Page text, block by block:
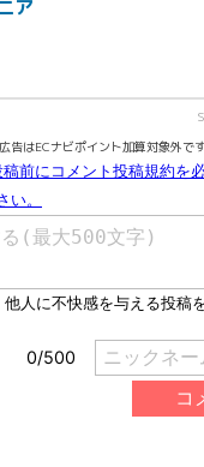
ア
告はECナビポイント加算対象外です